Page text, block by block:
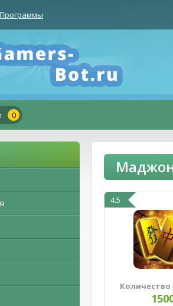
Программы
0
4.5
Количество